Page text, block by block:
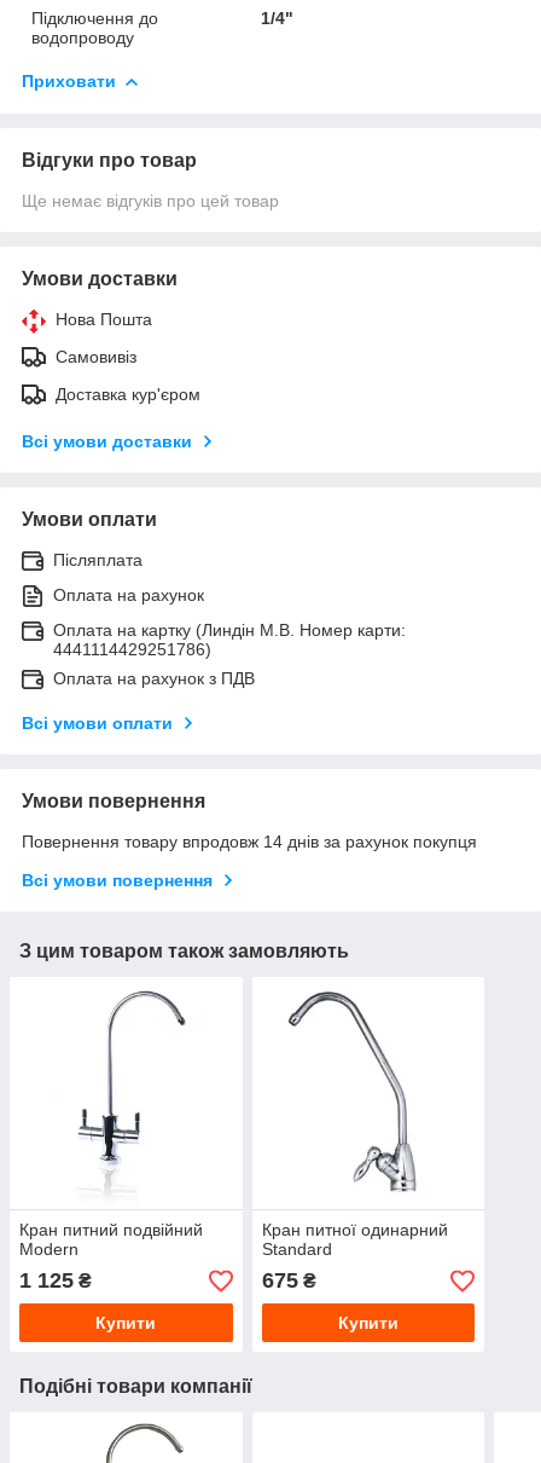
Підключення до
водопроводу
1/4"
Приховати
Відгуки про товар
Ще немає відгуків про цей товар
Умови доставки
Нова Пошта
Самовивіз
Доставка кур'єром
Всі умови доставки
Умови оплати
Післяплата
Оплата на рахунок
Оплата на картку (Линдін М.В. Номер карти:
4441114429251786)
Оплата на рахунок з ПДВ
Всі умови оплати
Умови повернення
Повернення товару впродовж 14 днів за рахунок покупця
Всі умови повернення
З цим товаром також замовляють
Кран питний подвійний
Modern
1 125 ₴
Купити
Кран питної одинарний
Standard
675₴
Купити
Подібні товари компанії